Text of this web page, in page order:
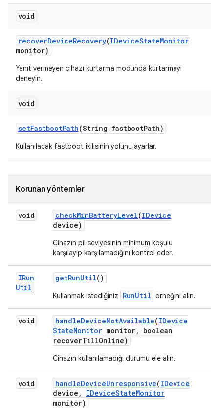
void
recoverDeviceRecovery(IDeviceStateMonitor
monitor)
Yanıt vermeyen cihazı kurtarma modunda kurtarmayı
deneyin.
void
setFastbootPath(String fastbootPath)
Kullanılacak fastboot ikilisinin yolunu ayarlar.
Korunan yöntemler
void checkMinBatteryLevel(IDevice
device)
Cihazın pil seviyesinin minimum koşulu
karşılayıp karşılamadığını kontrol eder.
IRun
Util
getRunUtil()
Kullanmak istediğiniz RunUtil örneğini alın.
void handleDeviceNotAvailable(IDevice
StateMonitor monitor,
boolean
recoverTillOnline)
Cihazın kullanılamadığı durumu ele alın.
void handleDeviceUnresponsive(IDevice
device , IDeviceStateMonitor
monitor)